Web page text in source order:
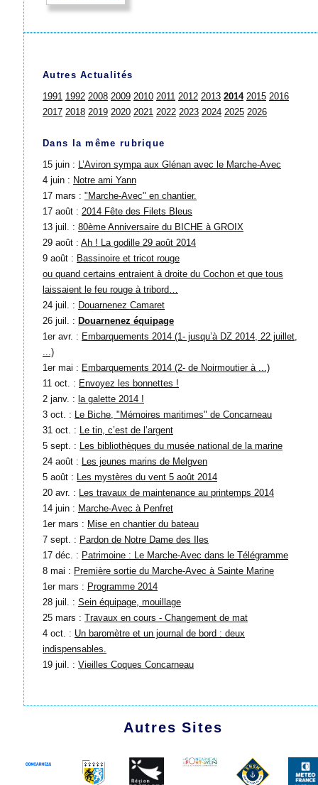
Autres Actualités
1991 1992 2008 2009 2010 2011 2012 2013 2014 2015 2016
2017 2018 2019 2020 2021 2022 2023 2024 2025 2026
Dans la même rubrique
15 juin : L’Aviron sympa aux Glénan avec le Marche-Avec
4 juin : Notre ami Yann
17 mars : "Marche-Avec" en chantier.
17 août : 2014 Fête des Filets Bleus
13 juil. : 80ème Anniversaire du BICHE à GROIX
29 août : Ah ! La godille 29 août 2014
9 août : Bassinoire et tricot rouge
ou quand certains entraient à droite du Cochon et que tous
laissaient le feu rouge à tribord…
24 juil. : Douarnenez Camaret
26 juil. : Douarnenez équipage
1er avr. : Embarquements 2014 (1- jusqu’à DZ 2014, 22 juillet,
...)
1er mai : Embarquements 2014 (2- de Noirmoutier à ...)
11 oct. : Envoyez les bonnettes !
2 janv. : la galette 2014 !
3 oct. : Le Biche, "Mémoires maritimes" de Concarneau
31 oct. : Le tin, c’est de l’argent
5 sept. : Les bibliothèques du musée national de la marine
24 août : Les jeunes marins de Melgven
5 août : Les mystères du vent 5 août 2014
20 avr. : Les travaux de maintenance au printemps 2014
14 juin : Marche-Avec à Penfret
1er mars : Mise en chantier du bateau
7 sept. : Pardon de Notre Dame des Iles
17 déc. : Patrimoine : Le Marche-Avec dans le Télégramme
8 mai : Première sortie du Marche-Avec à Sainte Marine
1er mars : Programme 2014
28 juil. : Sein équipage, mouillage
25 mars : Travaux en cours - Changement de mat
4 oct. : Un baromètre et un journal de bord : deux
indispensables.
19 juil. : Vieilles Coques Concarneau
Autres Sites